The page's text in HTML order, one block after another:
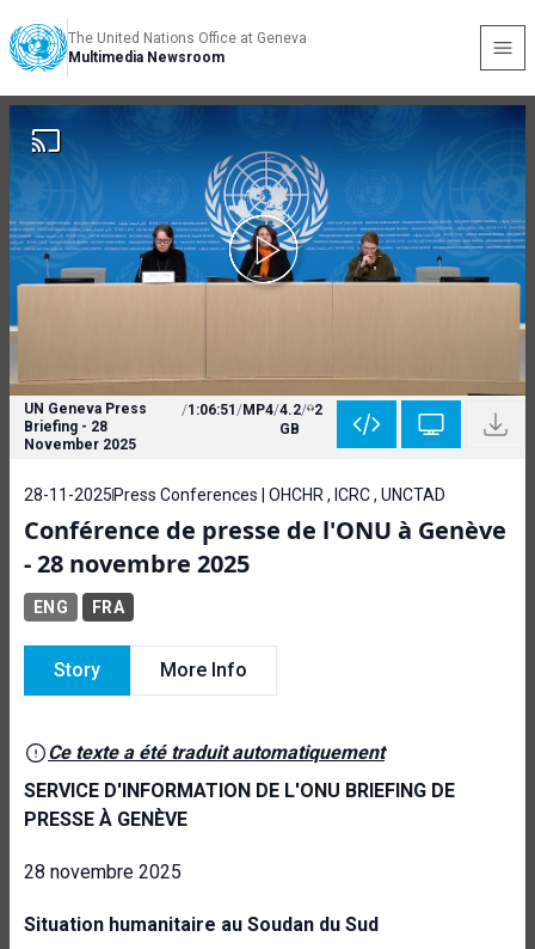
The United Nations Office at Geneva
Multimedia Newsroom
UN Geneva Press
Briefing - 28
November 2025
/1:06:51 /MP4/4.2
GB
/ 2
28-11-2025 Press Conferences | OHCHR , ICRC , UNCTAD
Conférence de presse de l'ONU à Genève
- 28 novembre 2025
ENG FRA
Story More Info
Ce texte a été traduit automatiquement
SERVICE D'INFORMATION DE L'ONU BRIEFING DE
PRESSE À GENÈVE
28 novembre 2025
Situation humanitaire au Soudan du Sud